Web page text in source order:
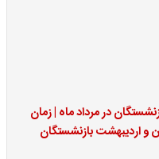
در مرداد ماه | زمان
و اردیبهشت بازنشستگان